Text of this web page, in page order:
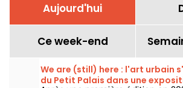
Aujourd'hui
Ce week-end
We are (still) here : l'art urbain
du Petit Palais dans une